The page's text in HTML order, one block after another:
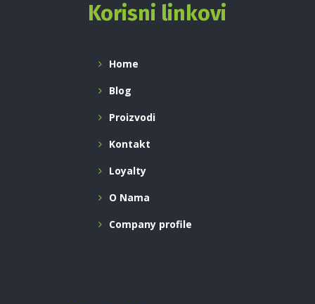
Korisni linkovi
Home
Blog
Proizvodi
Kontakt
Loyalty
O Nama
Company profile